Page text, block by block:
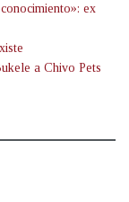
ex
a Chivo Pets